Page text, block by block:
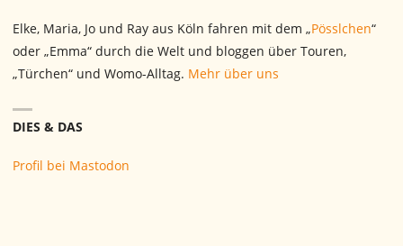
Elke, Maria, Jo und Ray aus Köln fahren mit dem „Pösslchen“
oder „Emma“ durch die Welt und bloggen über Touren,
„Türchen“ und Womo-Alltag. Mehr über uns
DIES & DAS
Profil bei Mastodon